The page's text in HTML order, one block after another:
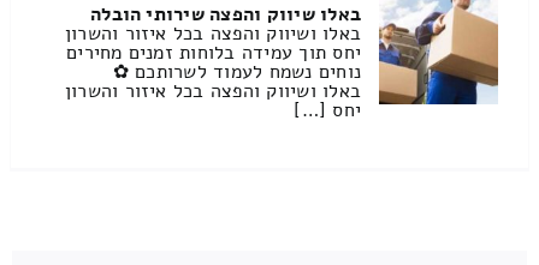
באלו שיווק והפצה שירותי הובלה
באלו ושיווק והפצה בכל איזור והשרון
יחס תוך עמידה בלוחות זמנים מחירים
נוחים נשמח לעמוד לשרותכם ✿
באלו ושיווק והפצה בכל איזור והשרון
יחס […]